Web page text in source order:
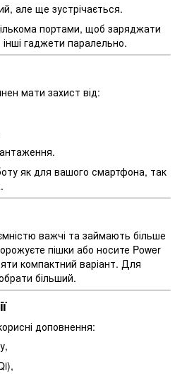
але ще зустрічається.
портами, щоб заряджати
гаджети паралельно.
мати захист від:
як для вашого смартфона, так
важчі та займають більше
пішки або носите Power
компактний варіант. Для
більший.
доповнення: